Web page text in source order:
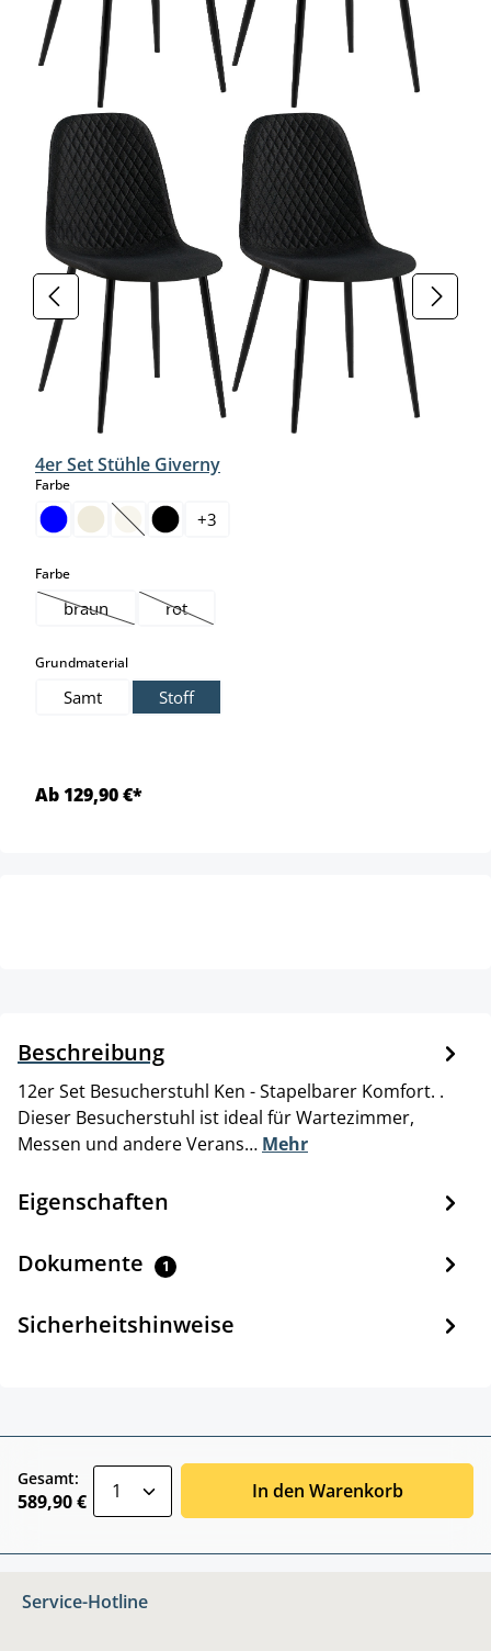
4er Set Stühle Giverny
Farbeauswählen
(Diese Option ist zurzeit nicht verfügbar.)
+3
Farbeauswählen
braun
(Diese Option ist zurzeit nicht verfügbar.)
rot
(Diese Option ist zurzeit nicht verfügbar.)
Grundmaterialauswählen
Samt Stoff
Ab 129,90 €*
Beschreibung
12er Set Besucherstuhl Ken - Stapelbarer Komfort. .
Dieser Besucherstuhl ist ideal für Wartezimmer,
Messen und andere Verans… Mehr
Eigenschaften
Dokumente 1
Sicherheitshinweise
Gesamt:
589,90 € In den Warenkorb
Service-Hotline